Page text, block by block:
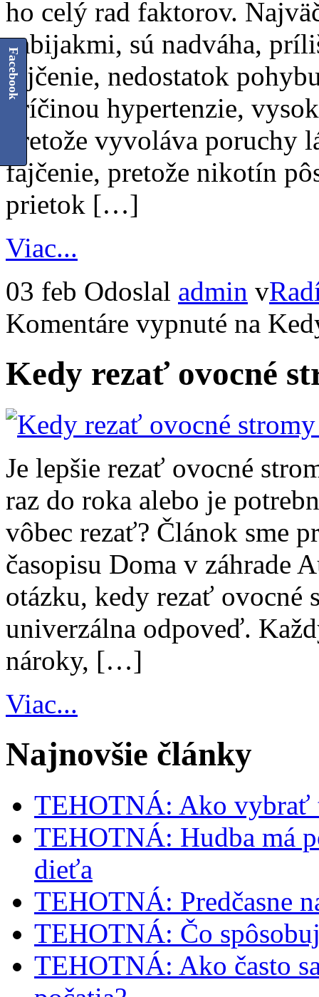
ho celý rad faktorov.
zabijakmi, sú nadváha,
fajčenie, nedostatok
príčinou hypertenzie,
pretože vyvoláva poruchy
fajčenie, pretože nikotín
prietok […]
Viac...
03 feb Odoslal admin v
Komentáre vypnuté na
Kedy rezať ovocné
Je lepšie rezať ovocné
raz do roka alebo je
vôbec rezať? Článok sme
časopisu Doma v záhrade
otázku, kedy rezať ovocné
univerzálna odpoveď.
nároky, […]
Viac...
Najnovšie články
TEHOTNÁ: Ako vybrať
TEHOTNÁ: Hudba má
dieťa
TEHOTNÁ: Predčasne
TEHOTNÁ: Čo
TEHOTNÁ: Ako často
Facebook